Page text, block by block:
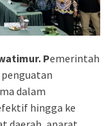
Pemerintah
dalam
hingga ke